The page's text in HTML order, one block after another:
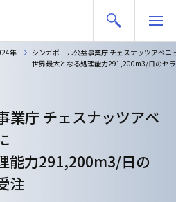
年
シンガポール公益事業庁 チェスナッツアベニ
世界最大となる処理能力291,200m3/日のセ
業庁 チェスナッツアベ
能力291,200m3/日の
注